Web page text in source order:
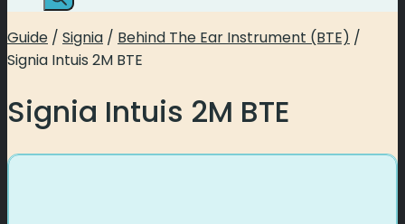
Guide / Signia / Behind The Ear Instrument (BTE) /
Signia Intuis 2M BTE
Signia Intuis 2M BTE